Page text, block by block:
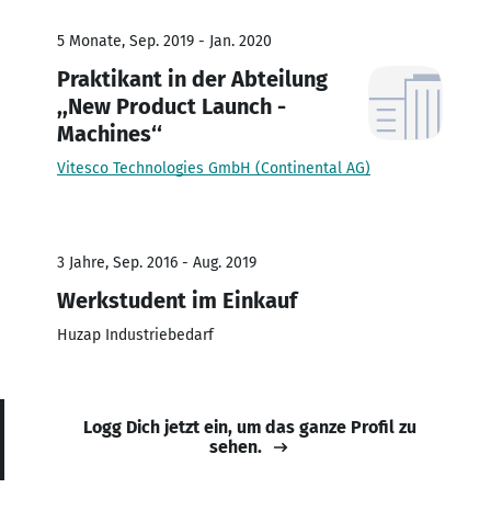
5 Monate, Sep. 2019 - Jan. 2020
Praktikant in der Abteilung
,,New Product Launch -
Machines‘‘
Vitesco Technologies GmbH (Continental AG)
3 Jahre, Sep. 2016 - Aug. 2019
Werkstudent im Einkauf
Huzap Industriebedarf
Logg Dich jetzt ein, um das ganze Profil zu
sehen.